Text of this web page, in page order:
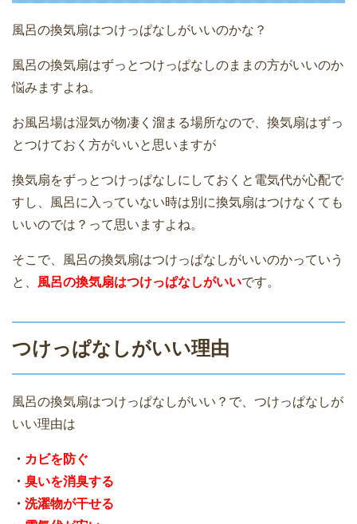
風呂の換気扇はつけっぱなしがいいのかな？
風呂の換気扇はずっとつけっぱなしのままの方がいいのか
悩みますよね。
お風呂場は湿気が物凄く溜まる場所なので、換気扇はずっ
とつけておく方がいいと思いますが
換気扇をずっとつけっぱなしにしておくと電気代が心配で
すし、風呂に入っていない時は別に換気扇はつけなくても
いいのでは？って思いますよね。
そこで、風呂の換気扇はつけっぱなしがいいのかっていう
と、 風呂の換気扇はつけっぱなしがいいです。
つけっぱなしがいい理由
風呂の換気扇はつけっぱなしがいい？で、つけっぱなしが
いい理由は
・ カビを防ぐ
・ 臭いを消臭する
・ 洗濯物が干せる